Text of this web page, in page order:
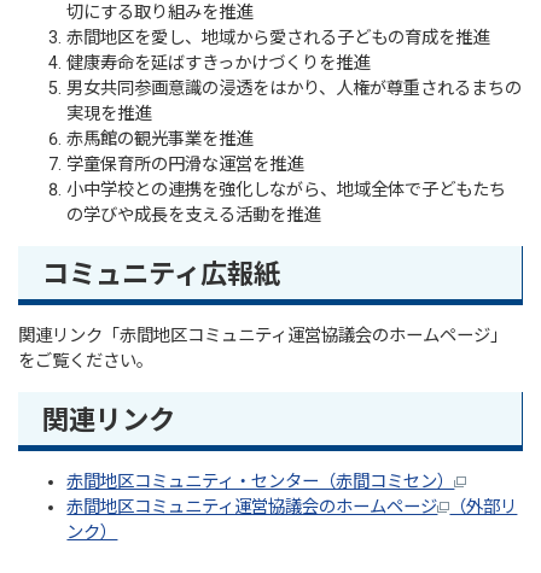
切にする取り組みを推進
赤間地区を愛し、地域から愛される子どもの育成を推進
健康寿命を延ばすきっかけづくりを推進
男女共同参画意識の浸透をはかり、人権が尊重されるまちの
実現を推進
赤馬館の観光事業を推進
学童保育所の円滑な運営を推進
小中学校との連携を強化しながら、地域全体で子どもたち
の学びや成長を支える活動を推進
コミュニティ広報紙
関連リンク「赤間地区コミュニティ運営協議会のホームページ」
をご覧ください。
関連リンク
赤間地区コミュニティ・センター（赤間コミセン）
赤間地区コミュニティ運営協議会のホームページ
（外部リ
ンク）